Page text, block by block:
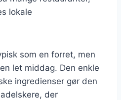
lokale
som en forret, men
let middag. Den enkle
ingredienser gør den
der